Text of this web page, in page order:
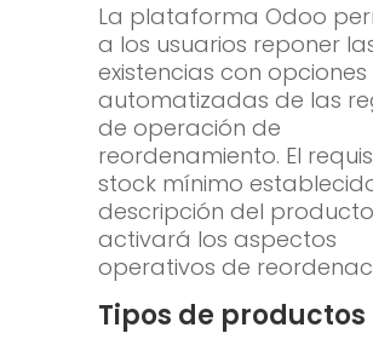
La plataforma Odoo
a los usuarios reponer
existencias con opciones
automatizadas de las
de operación de
reordenamiento. El
stock mínimo
descripción del producto
activará los aspectos
operativos de
Tipos de productos